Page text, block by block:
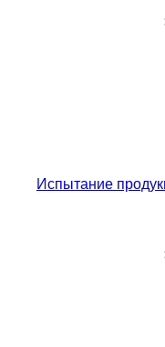
Испытание